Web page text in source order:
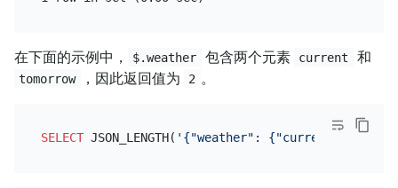
在下面的示例中， $.weather 包含两个元素 current 和
tomorrow ，因此返回值为 2 。
SELECT JSON_LENGTH( '{"weather": {"current":